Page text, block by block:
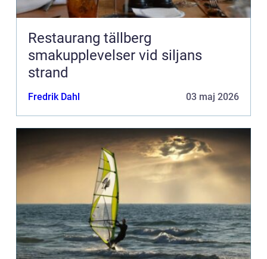
Restaurang tällberg
smakupplevelser vid siljans
strand
Fredrik Dahl 03 maj 2026